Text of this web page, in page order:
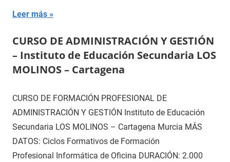
Leer más
CURSO DE ADMINISTRACIÓN Y GESTIÓN
– Instituto de Educación Secundaria LOS
MOLINOS – Cartagena
CURSO DE FORMACIÓN PROFESIONAL DE
ADMINISTRACIÓN Y GESTIÓN Instituto de Educación
Secundaria LOS MOLINOS – Cartagena Murcia MÁS
DATOS: Ciclos Formativos de Formación
Profesional Informática de Oficina DURACIÓN: 2.000